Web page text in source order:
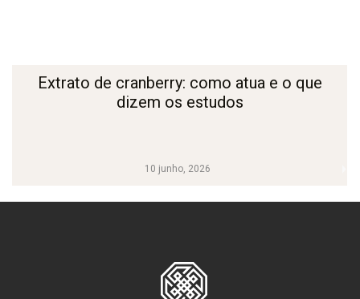
10 junho, 2026
Extrato de cranberry: como atua e o que
dizem os estudos